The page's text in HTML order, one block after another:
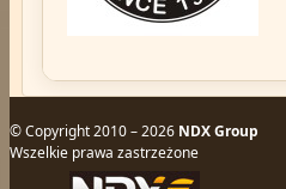
© Copyright 2010 – 2026 NDX Group
Wszelkie prawa zastrzeżone